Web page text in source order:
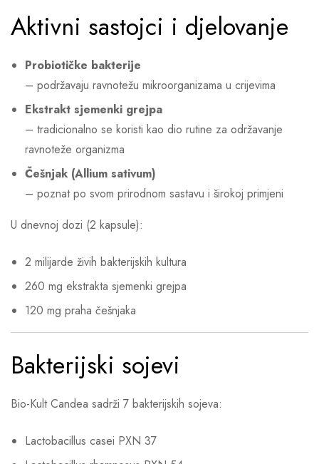
Aktivni sastojci i djelovanje
Probiotičke bakterije
– podržavaju ravnotežu mikroorganizama u crijevima
Ekstrakt sjemenki grejpa
– tradicionalno se koristi kao dio rutine za održavanje
ravnoteže organizma
Češnjak (Allium sativum)
– poznat po svom prirodnom sastavu i širokoj primjeni
U dnevnoj dozi (2 kapsule):
2 milijarde živih bakterijskih kultura
260 mg ekstrakta sjemenki grejpa
120 mg praha češnjaka
Bakterijski sojevi
Bio-Kult Candea sadrži 7 bakterijskih sojeva:
Lactobacillus casei PXN 37